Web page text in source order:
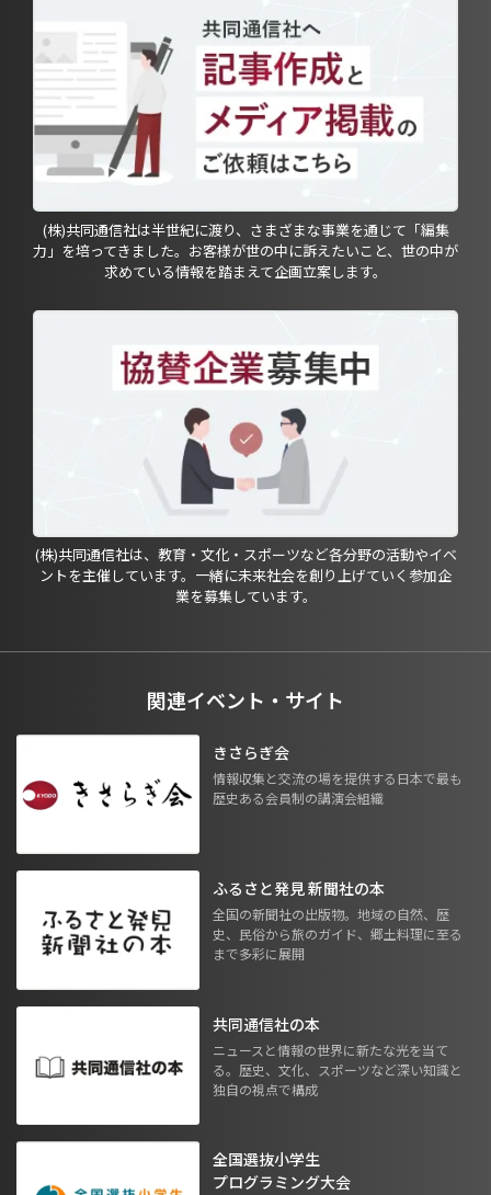
(株)共同通信社は半世紀に渡り、さまざまな事業を通じて「編集
力」を培ってきました。お客様が世の中に訴えたいこと、世の中が
求めている情報を踏まえて企画立案します。
(株)共同通信社は、教育・文化・スポーツなど各分野の活動やイベ
ントを主催しています。一緒に未来社会を創り上げていく参加企
業を募集しています。
関連イベント・サイト
きさらぎ会
情報収集と交流の場を提供する日本で最も
歴史ある会員制の講演会組織
ふるさと発見 新聞社の本
全国の新聞社の出版物。地域の自然、歴
史、民俗から旅のガイド、郷土料理に至る
まで多彩に展開
共同通信社の本
ニュースと情報の世界に新たな光を当て
る。歴史、文化、スポーツなど深い知識と
独自の視点で構成
全国選抜小学生
プログラミング大会